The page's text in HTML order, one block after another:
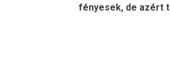
fényesek, de azért